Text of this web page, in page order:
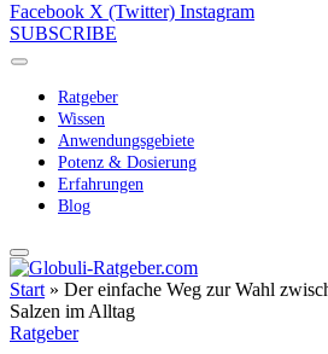
Facebook X (Twitter) Instagram
SUBSCRIBE
Ratgeber
Wissen
Anwendungsgebiete
Potenz & Dosierung
Erfahrungen
Blog
Start » Der einfache Weg zur Wahl
Salzen im Alltag
Ratgeber